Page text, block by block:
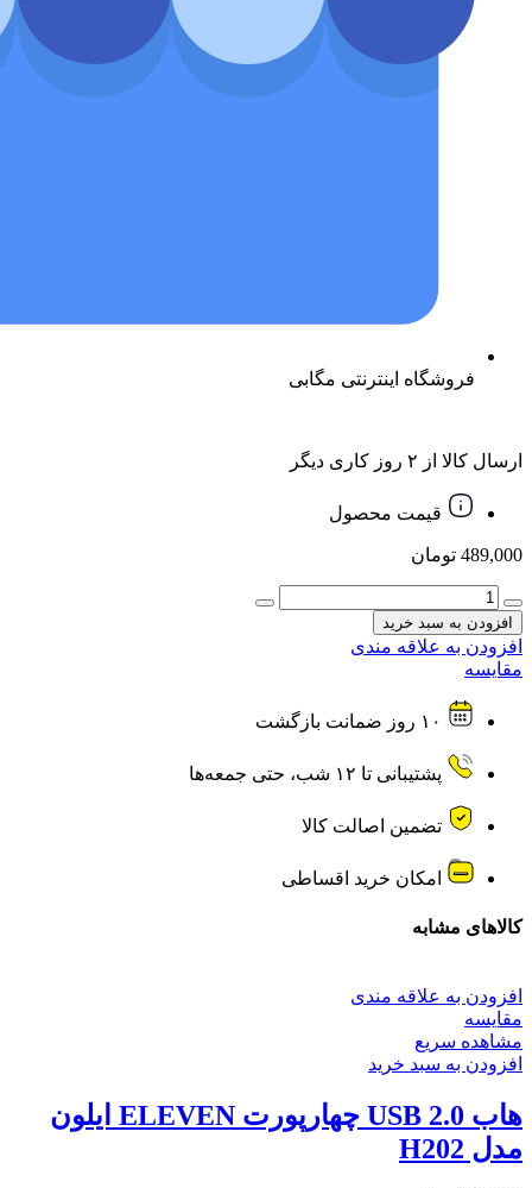
فروشگاه اینترنتی مگابی
ارسال کالا از ۲ روز کاری دیگر
قیمت محصول
489,000 تومان
ماوس
سیم
دار
ASUS
ایسوس
مدل
AE-
عدد
افزودن به سبد خرید
افزودن به علاقه مندی
مقایسه
۱۰ روز ضمانت بازگشت
پشتیبانی تا ۱۲ شب، حتی جمعه‌ها
تضمین اصالت کالا
امکان خرید اقساطی
کالاهای مشابه
افزودن به علاقه مندی
مقایسه
مشاهده سریع
افزودن به سبد خرید
هاب USB 2.0 چهارپورت ELEVEN ایلون
مدل H202